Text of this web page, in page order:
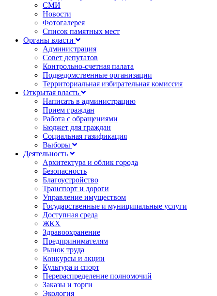
СМИ
Новости
Фотогалерея
Список памятных мест
Органы власти
Администрация
Совет депутатов
Контрольно-счетная палата
Подведомственные организации
Территориальная избирательная комиссия
Открытая власть
Написать в администрацию
Прием граждан
Работа с обращениями
Бюджет для граждан
Социальная газификация
Выборы
Деятельность
Архитектура и облик города
Безопасность
Благоустройство
Транспорт и дороги
Управление имуществом
Государственные и муниципальные услуги
Доступная среда
ЖКХ
Здравоохранение
Предпринимателям
Рынок труда
Конкурсы и акции
Культура и спорт
Перераспределение полномочий
Заказы и торги
Экология